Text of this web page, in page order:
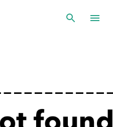
Chuyển đến nội dung chính